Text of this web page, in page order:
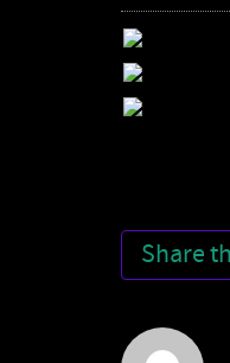
Share